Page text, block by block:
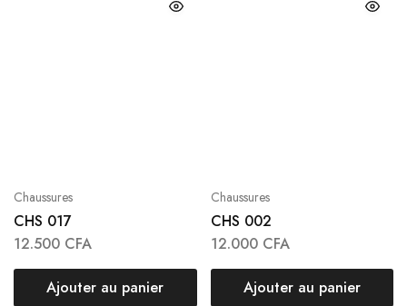
Chaussures
CHS 017
12.500 CFA
Ajouter au panier
Chaussures
CHS 002
12.000 CFA
Ajouter au panier